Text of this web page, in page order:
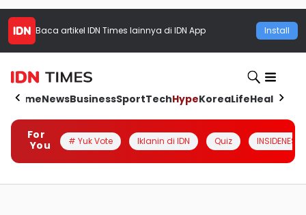
Baca artikel IDN Times lainnya di IDN App Install
HomeNewsBusinessSportTechHypeKoreaLifeHealth
For
You
# Yuk Vote Iklanin di IDN Quiz INSIDENESIA